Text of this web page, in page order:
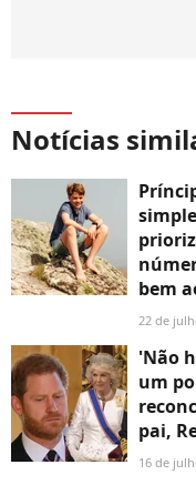
Notícias
bem
22 de
'Não
um
pai,
16 de